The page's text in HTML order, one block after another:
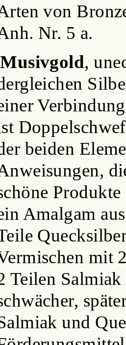
von
Nr. 5 a.
Musivgold,
beiden
Amalgam
mit
Teilen
und